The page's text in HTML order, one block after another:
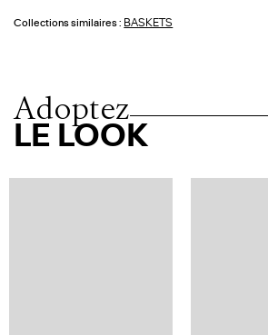
Collections similaires : BASKETS
Adoptez
LE LOOK